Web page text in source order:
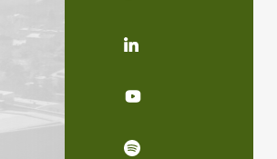
Profil
Linkedin
UKSW
UKSW